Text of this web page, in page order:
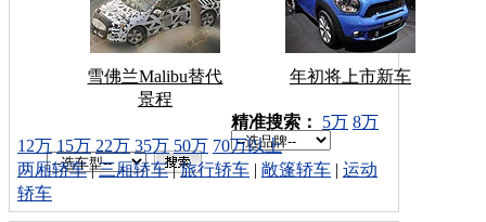
雪佛兰Malibu替代
景程
年初将上市新车
车型搜索：
精准搜索： 5万 8万
12万 15万 22万 35万 50万 70万以上
两厢轿车|三厢轿车|旅行轿车 | 敞篷轿车 | 运动
轿车